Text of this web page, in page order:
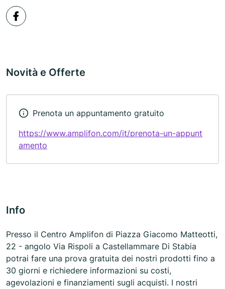
Novità e Offerte
Prenota un appuntamento gratuito
https://www.amplifon.com/it/prenota-un-appunt
amento
Info
Presso il Centro Amplifon di Piazza Giacomo Matteotti,
22 - angolo Via Rispoli a Castellammare Di Stabia
potrai fare una prova gratuita dei nostri prodotti fino a
30 giorni e richiedere informazioni su costi,
agevolazioni e finanziamenti sugli acquisti. I nostri